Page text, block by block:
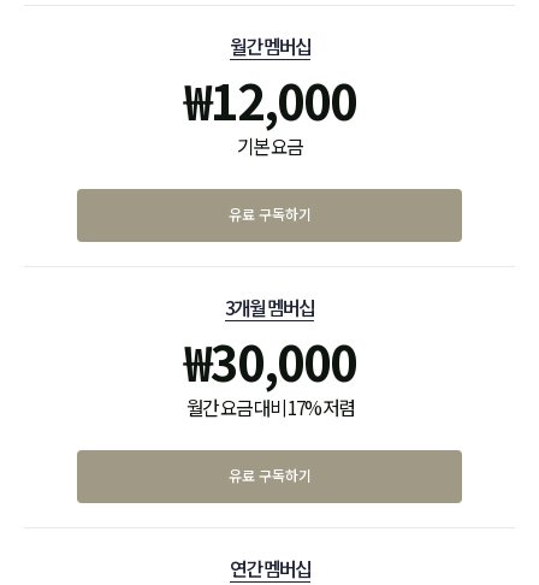
월간 멤버십
₩12,000
기본 요금
유료 구독하기
3개월 멤버십
₩30,000
월간 요금 대비 17% 저렴
유료 구독하기
연간 멤버십